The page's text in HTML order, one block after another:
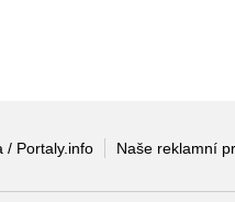
/ Portaly.info Naše reklamní